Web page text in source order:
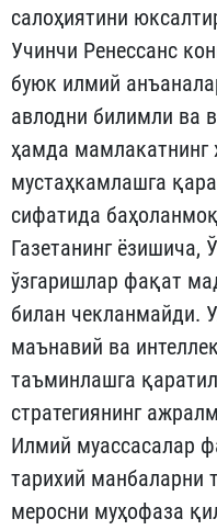
салоҳиятини
Учинчи Ренессанс
буюк илмий
авлодни билимли ва
ҳамда мамлакатнинг
мустаҳкамлашга
сифатида
Газетанинг ёзишича,
ўзгаришлар фақат
билан чекланмайди.
маънавий ва
таъминлашга
стратегиянинг
Илмий муассасалар
тарихий манбаларни
меросни муҳофаза